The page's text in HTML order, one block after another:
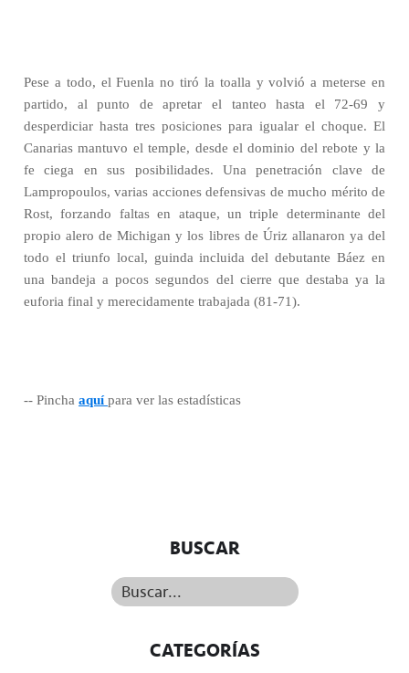
Pese a todo, el Fuenla no tiró la toalla y volvió a meterse en
partido, al punto de apretar el tanteo hasta el 72-69 y
desperdiciar hasta tres posiciones para igualar el choque. El
Canarias mantuvo el temple, desde el dominio del rebote y la
fe ciega en sus posibilidades. Una penetración clave de
Lampropoulos, varias acciones defensivas de mucho mérito de
Rost, forzando faltas en ataque, un triple determinante del
propio alero de Michigan y los libres de Úriz allanaron ya del
todo el triunfo local, guinda incluida del debutante Báez en
una bandeja a pocos segundos del cierre que destaba ya la
euforia final y merecidamente trabajada (81-71).
-- Pincha aquípara ver las estadísticas
BUSCAR
Buscar...
CATEGORÍAS